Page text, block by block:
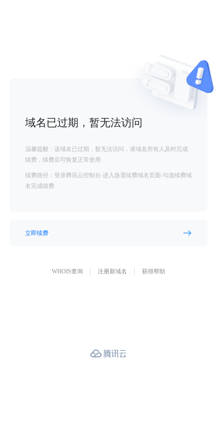
域名已过期，暂无法访问
温馨提醒：该域名已过期，暂无法访问，请域名所有人及时完成
续费，续费后可恢复正常使用
续费路径：登录腾讯云控制台-进入急需续费域名页面-勾选续费域
名完成续费
立即续费
WHOIS查询 注册新域名 获得帮助